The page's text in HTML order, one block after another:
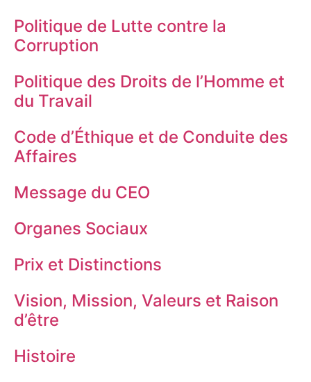
Politique de Lutte contre la
Corruption
Politique des Droits de l’Homme et
du Travail
Code d’Éthique et de Conduite des
Affaires
Message du CEO
Organes Sociaux
Prix et Distinctions
Vision, Mission, Valeurs et Raison
d’être
Histoire